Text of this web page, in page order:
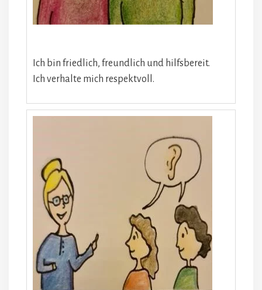
Ich bin friedlich, freundlich und hilfsbereit.
Ich verhalte mich respektvoll.